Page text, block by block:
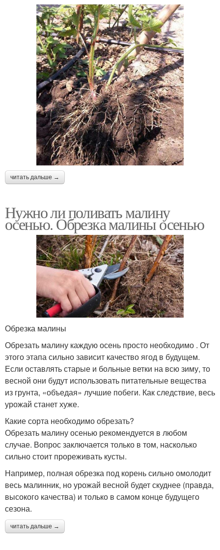
читать дальше →
Нужно ли поливать малину
осенью. Обрезка малины осенью
Обрезка малины
Обрезать малину каждую осень просто необходимо . От
этого этапа сильно зависит качество ягод в будущем.
Если оставлять старые и больные ветки на всю зиму, то
весной они будут использовать питательные вещества
из грунта, «объедая» лучшие побеги. Как следствие, весь
урожай станет хуже.
Какие сорта необходимо обрезать?
Обрезать малину осенью рекомендуется в любом
случае. Вопрос заключается только в том, насколько
сильно стоит прореживать кусты.
Например, полная обрезка под корень сильно омолодит
весь малинник, но урожай весной будет скуднее (правда,
высокого качества) и только в самом конце будущего
сезона.
читать дальше →